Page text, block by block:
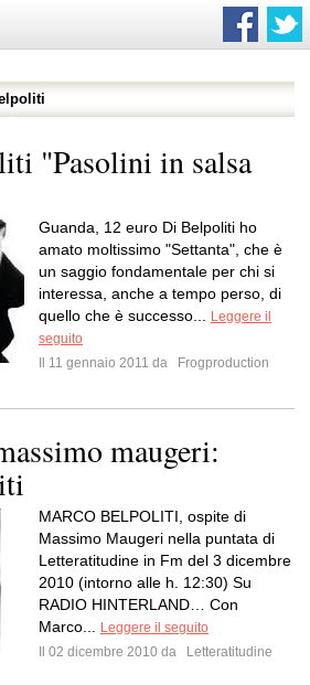
"Pasolini in salsa
Guanda, 12 euro Di Belpoliti ho
amato moltissimo "Settanta", che è
un saggio fondamentale per chi si
interessa, anche a tempo perso, di
quello che è successo...
Leggere il
seguito
Il 11 gennaio 2011 da
Frogproduction
maugeri:
MARCO BELPOLITI, ospite di
Massimo Maugeri nella puntata di
Letteratitudine in Fm del 3 dicembre
2010 (intorno alle h. 12:30) Su
RADIO HINTERLAND… Con
Marco...
Leggere il seguito
Il 02 dicembre 2010 da
Letteratitudine